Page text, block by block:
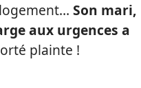
Son mari,
aux urgences a
plainte !